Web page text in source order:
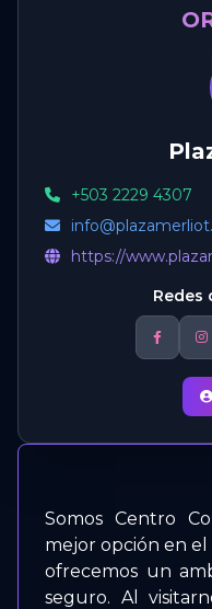
+503 2229 4307
https://
Redes
Somos Centro
mejor opción en el
ofrecemos un
seguro. Al